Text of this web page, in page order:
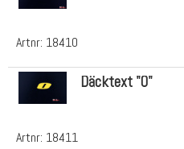
Artnr: 18410
Artnr: 18411
Däcktext "0"